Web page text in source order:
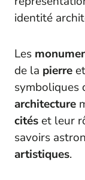
identité
Les
de la pierre
symboliques
architecture
cités et leur
savoirs
artistiques.